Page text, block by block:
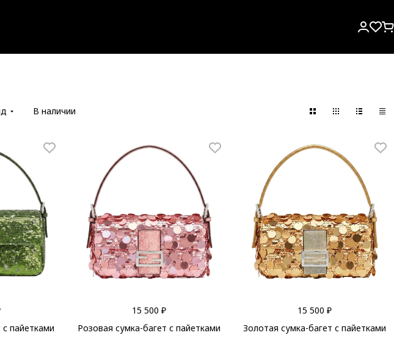
В наличии
пайетками
15 500 ₽
Розовая сумка-багет с пайетками
15 500 ₽
Золотая сумка-багет с пайетками